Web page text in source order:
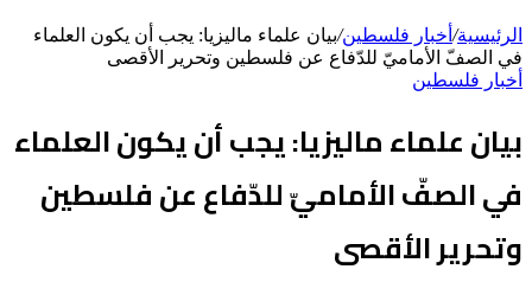
عن
الرئيسية/ أخبار فلسطين/بيان علماء ماليزيا: يجب أن يكون العلماء
في الصفّ الأماميّ للدّفاع عن فلسطين وتحرير الأقصى
أخبار فلسطين
بيان علماء ماليزيا: يجب أن يكون العلماء
في الصفّ الأماميّ للدّفاع عن فلسطين
وتحرير الأقصى